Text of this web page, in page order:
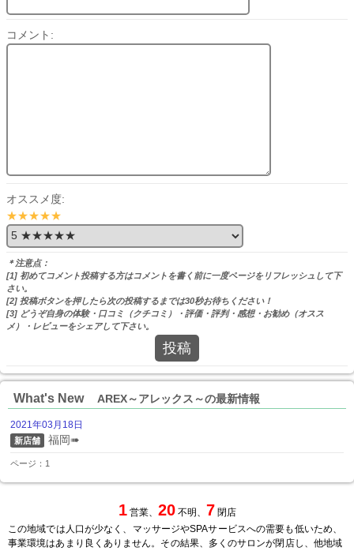
コメント:
オススメ度:
★★★★★
＊注意点：
[1] 初めてコメント投稿する方はコメントを書く前に一度ページをリフレッシュして下
さい。
[2] 投稿ボタンを押したら次の投稿するまでは30秒お待ちください！
[3] どうぞ自身の体験・口コミ（クチコミ）・評価・評判・感想・お勧め（オスス
メ）・レビューをシェアして下さい。
投稿
What's New AREX～アレックス～の最新情報
2021年03月18日
新店舗 福岡➠
ページ：1
1営業、 20不明、 7 閉店
この地域では人口が少なく、マッサージやSPAサービスへの需要も低いため、
事業環境はあまり良くありません。その結果、多くのサロンが閉店し、他地域